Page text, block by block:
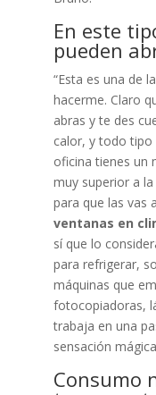
En este
pueden
“Esta es una de
hacerme. Claro
abras y te des
calor, y todo tipo
oficina tienes un
muy superior a
para que las vas
ventanas en
sí que lo
para refrigerar,
máquinas que
fotocopiadoras,
trabaja en una
sensación
Consumo